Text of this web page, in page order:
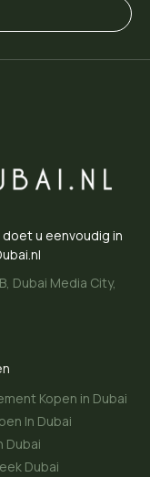
u eenvoudig in
Dubai Media City,
Kopen in Dubai
In Dubai
Dubai
Dubai